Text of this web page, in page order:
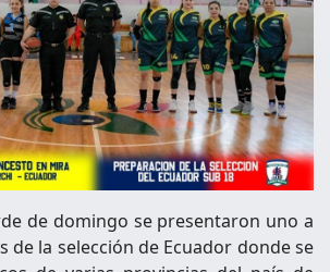
de domingo se presentaron uno a
de la selección de Ecuador donde se